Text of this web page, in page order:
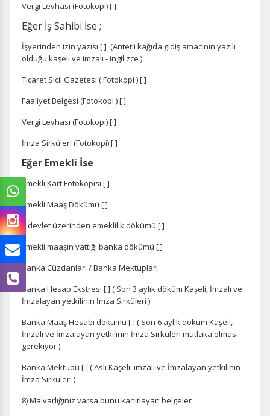
Vergi Levhası (Fotokopi) [ ]
Eğer İş Sahibi İse ;
İşyerinden izin yazısı [ ] (Antetli kağıda gidiş amacının yazılı
olduğu kaşeli ve imzalı - ingilizce )
Ticaret Sicil Gazetesi ( Fotokopi ) [ ]
Faaliyet Belgesi (Fotokopi ) [ ]
Vergi Levhası (Fotokopi) [ ]
İmza Sirküleri (Fotokopi) [ ]
Eğer Emekli İse
Emekli Kart Fotokopisi [ ]
Emekli Maaş Dökümü [ ]
E devlet üzerinden emeklilik dökümü [ ]
Emekli maaşın yattığı banka dökümü [ ]
Banka Cüzdanları / Banka Mektupları
Banka Hesap Ekstresi [ ] ( Son 3 aylık döküm Kaşeli, İmzalı ve
İmzalayan yetkilinin İmza Sirküleri )
Banka Maaş Hesabı dökümü [ ] ( Son 6 aylık döküm Kaşeli,
İmzalı ve İmzalayan yetkilinin İmza Sirküleri mutlaka olması
gerekiyor )
Banka Mektubu [ ] ( Aslı Kaşeli, imzalı ve İmzalayan yetkilinin
İmza Sirküleri )
8) Malvarlığınız varsa bunu kanıtlayan belgeler